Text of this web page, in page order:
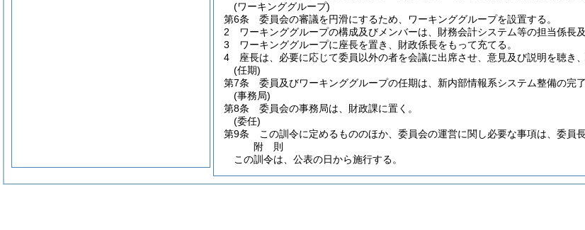
(ワーキンググループ)
第6条
委員会の審議を円滑にするため、ワーキンググループを設置する。
2
ワーキンググループの構成及びメンバーは、財務会計システム等の担当係長
3
ワーキンググループに座長を置き、財政係長をもって充てる。
4
座長は、必要に応じて委員以外の者を会議に出席させ、意見及び説明を聴き
(任期)
第7条
委員及びワーキンググループの任期は、新内部情報系システム整備の完
(事務局)
第8条
委員会の事務局は、財政課に置く。
(委任)
第9条
この訓令に定めるもののほか、委員会の運営に関し必要な事項は、委員
附 則
この訓令は、公表の日から施行する。